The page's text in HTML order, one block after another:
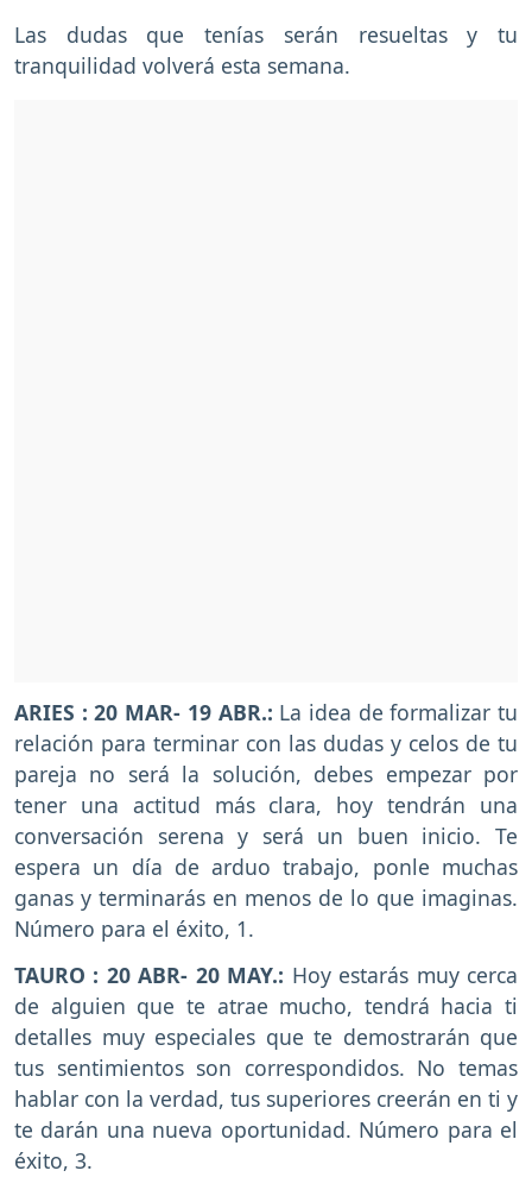
Las dudas que tenías serán resueltas y tu
tranquilidad volverá esta semana.
ARIES : 20 MAR- 19 ABR.: La idea de formalizar tu
relación para terminar con las dudas y celos de tu
pareja no será la solución, debes empezar por
tener una actitud más clara, hoy tendrán una
conversación serena y será un buen inicio. Te
espera un día de arduo trabajo, ponle muchas
ganas y terminarás en menos de lo que imaginas.
Número para el éxito, 1.
TAURO : 20 ABR- 20 MAY.: Hoy estarás muy cerca
de alguien que te atrae mucho, tendrá hacia ti
detalles muy especiales que te demostrarán que
tus sentimientos son correspondidos. No temas
hablar con la verdad, tus superiores creerán en ti y
te darán una nueva oportunidad. Número para el
éxito, 3.